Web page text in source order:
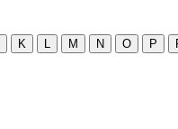
K M N O P